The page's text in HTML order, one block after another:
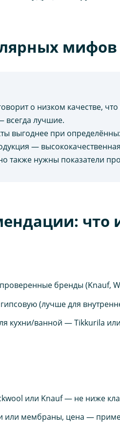
о низком качестве,
лучшие.
выгоднее при
—
также нужны показатели
что
бренды (Knauf,
(лучше для
кухни/ванной — Tikkurila
или Knauf — не ниже
или мембраны, цена —